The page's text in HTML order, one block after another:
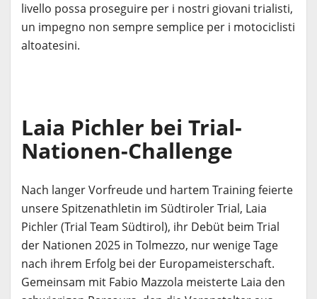
livello possa proseguire per i nostri giovani trialisti,
un impegno non sempre semplice per i motociclisti
altoatesini.
Laia Pichler bei Trial-
Nationen-Challenge
Nach langer Vorfreude und hartem Training feierte
unsere Spitzenathletin im Südtiroler Trial, Laia
Pichler (Trial Team Südtirol), ihr Debüt beim Trial
der Nationen 2025 in Tolmezzo, nur wenige Tage
nach ihrem Erfolg bei der Europameisterschaft.
Gemeinsam mit Fabio Mazzola meisterte Laia den